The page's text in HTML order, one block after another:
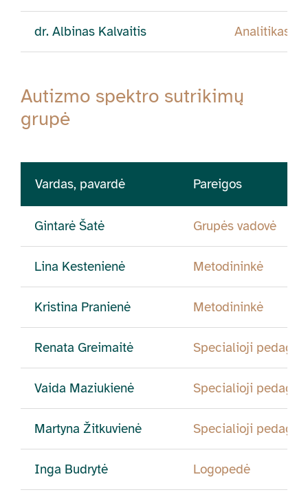
dr. Albinas Kalvaitis Analitikas
Autizmo spektro sutrikimų
grupė
Vardas, pavardė Pareigos
Gintarė Šatė Grupės vadovė
Lina Kestenienė Metodininkė
Kristina Pranienė Metodininkė
Renata Greimaitė Specialioji
Vaida Maziukienė Specialioji
Martyna Žitkuvienė Specialioji
Inga Budrytė Logopedė